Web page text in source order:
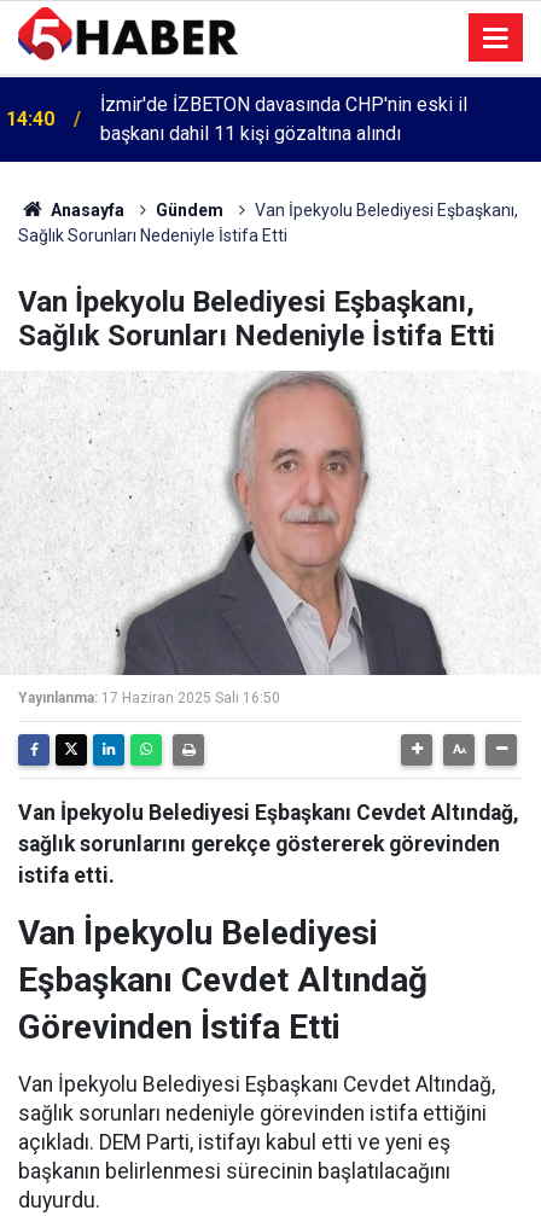
14:40
İzmir'de İZBETON davasında CHP'nin eski il
başkanı dahil 11 kişi gözaltına alındı
Anasayfa Gündem
Van İpekyolu Belediyesi Eşbaşkanı,
Sağlık Sorunları Nedeniyle İstifa Etti
Van İpekyolu Belediyesi Eşbaşkanı,
Sağlık Sorunları Nedeniyle İstifa Etti
Yayınlanma: 17 Haziran 2025 Salı 16:50
Van İpekyolu Belediyesi Eşbaşkanı Cevdet Altındağ,
sağlık sorunlarını gerekçe göstererek görevinden
istifa etti.
Van İpekyolu Belediyesi
Eşbaşkanı Cevdet Altındağ
Görevinden İstifa Etti
Van İpekyolu Belediyesi Eşbaşkanı Cevdet Altındağ,
sağlık sorunları nedeniyle görevinden istifa ettiğini
açıkladı. DEM Parti, istifayı kabul etti ve yeni eş
başkanın belirlenmesi sürecinin başlatılacağını
duyurdu.